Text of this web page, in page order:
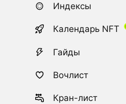
Индексы
Календарь NFT
Гайды
Вочлист
Кран-лист